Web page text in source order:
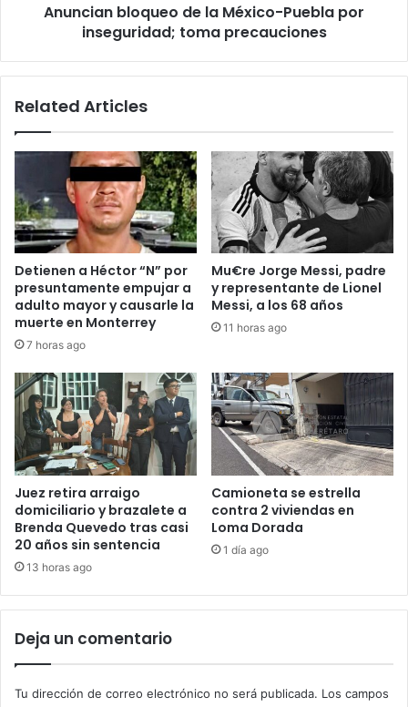
precauciones
Anuncian bloqueo de la México-Puebla por
inseguridad; toma precauciones
Related Articles
Detienen a Héctor “N” por
presuntamente empujar a
adulto mayor y causarle la
muerte en Monterrey
7 horas ago
Mu€re Jorge Messi, padre
y representante de Lionel
Messi, a los 68 años
11 horas ago
Juez retira arraigo
domiciliario y brazalete a
Brenda Quevedo tras casi
20 años sin sentencia
13 horas ago
Camioneta se estrella
contra 2 viviendas en
Loma Dorada
1 día ago
Deja un comentario
Tu dirección de correo electrónico no será publicada. Los campos